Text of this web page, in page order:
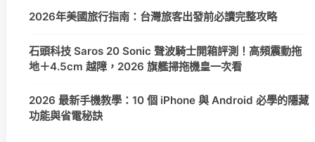
2026年美國旅行指南：台灣旅客出發前必讀完整攻略
石頭科技 Saros 20 Sonic 聲波騎士開箱評測！高頻震動拖
地＋4.5cm 越障，2026 旗艦掃拖機皇一次看
2026 最新手機教學：10 個 iPhone 與 Android 必學的隱藏
功能與省電秘訣